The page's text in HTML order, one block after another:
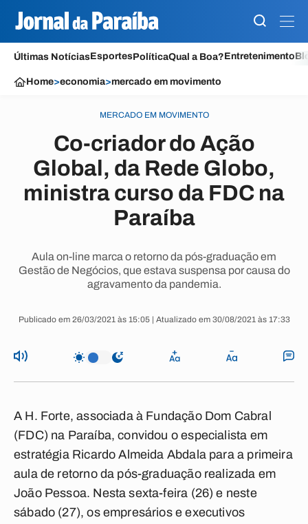
Últimas NotíciasEsportesPolíticaQual a Boa?Entretenimento
Home>economia>mercado em movimento
MERCADO EM MOVIMENTO
Co-criador do Ação
Global, da Rede Globo,
ministra curso da FDC na
Paraíba
Aula on-line marca o retorno da pós-graduação em
Gestão de Negócios, que estava suspensa por causa do
agravamento da pandemia.
Publicado em 26/03/2021 às 15:05 | Atualizado em 30/08/2021 às 17:33
A H. Forte, associada à Fundação Dom Cabral
(FDC) na Paraíba, convidou o especialista em
estratégia Ricardo Almeida Abdala para a primeira
aula de retorno da pós-graduação realizada em
João Pessoa. Nesta sexta-feira (26) e neste
sábado (27), os empresários e executivos